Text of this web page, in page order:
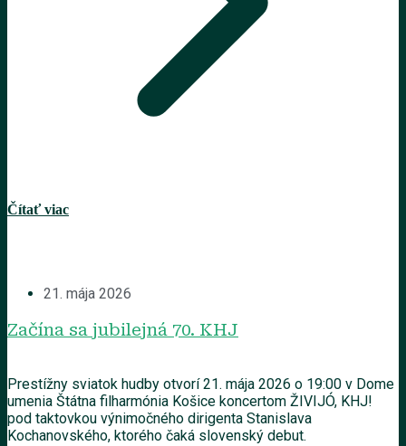
Čítať viac
21. mája 2026
Začína sa jubilejná 70. KHJ
Prestížny sviatok hudby otvorí 21. mája 2026 o 19:00 v Dome
umenia Štátna filharmónia Košice koncertom ŽIVIJÓ, KHJ!
pod taktovkou výnimočného dirigenta Stanislava
Kochanovského, ktorého čaká slovenský debut.